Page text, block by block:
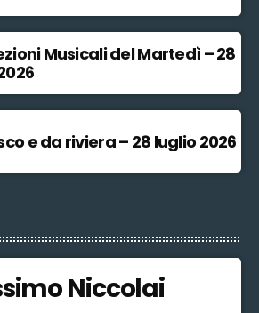
Musicali del Martedì – 28
e da riviera – 28 luglio 2026
Niccolai